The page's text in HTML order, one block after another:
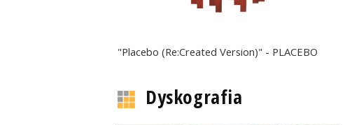
"Placebo (Re:Created Version)" - PLACEBO
Dyskografia